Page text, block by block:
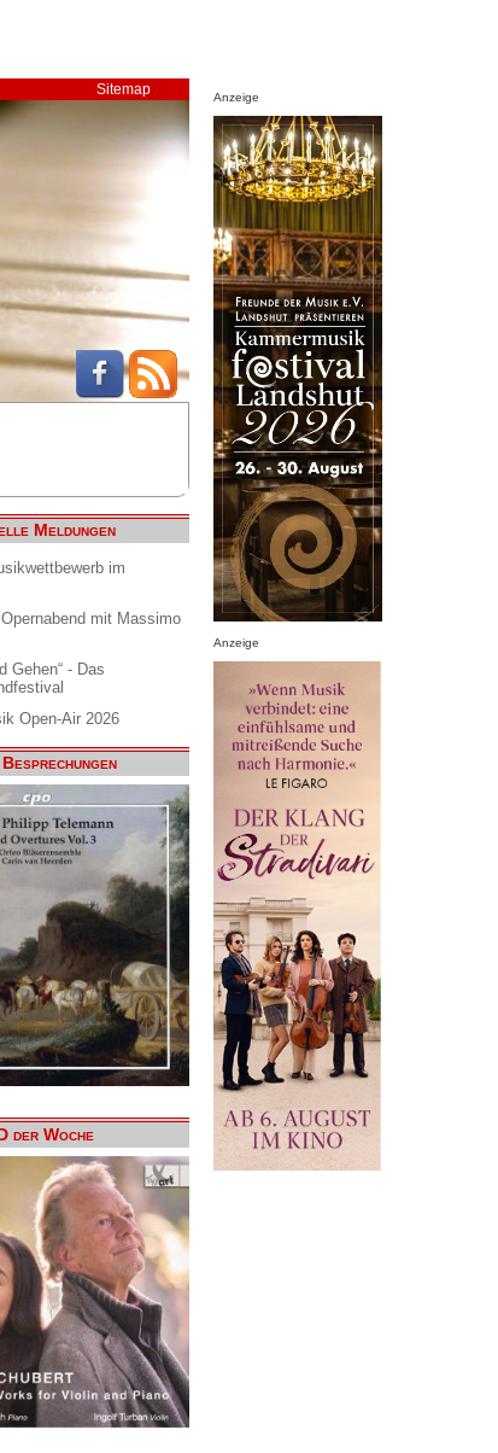
Sitemap
Meldungen
im
mit Massimo
Gehen“ - Das
Open-Air 2026
Besprechungen
der Woche
Anzeige
Anzeige